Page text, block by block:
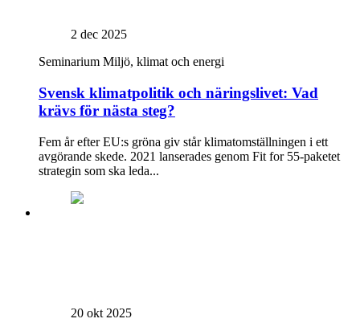
2 dec 2025
Seminarium Miljö, klimat och energi
Svensk klimatpolitik och näringslivet: Vad
krävs för nästa steg?
Fem år efter EU:s gröna giv står klimatomställningen i ett
avgörande skede. 2021 lanserades genom Fit for 55-paketet
strategin som ska leda...
20 okt 2025